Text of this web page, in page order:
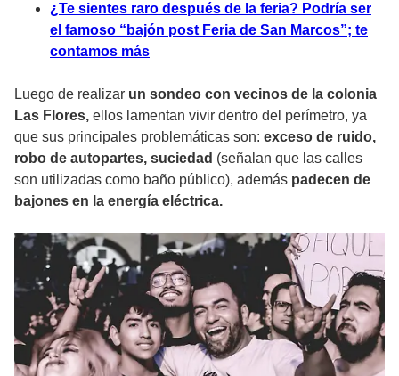
¿Te sientes raro después de la feria? Podría ser
el famoso “bajón post Feria de San Marcos”; te
contamos más
Luego de realizar un sondeo con vecinos de la colonia
Las Flores, ellos lamentan vivir dentro del perímetro, ya
que sus principales problemáticas son: exceso de ruido,
robo de autopartes, suciedad (señalan que las calles
son utilizadas como baño público), además padecen de
bajones en la energía eléctrica.